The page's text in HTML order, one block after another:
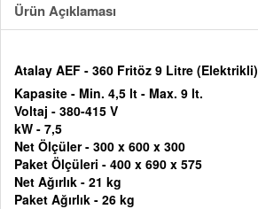
Ürün Açıklaması
Atalay AEF - 360 Fritöz 9 Litre (Elektrikli)
Kapasite - Min. 4,5 lt - Max. 9 lt.
Voltaj - 380-415 V
kW - 7,5
Net Ölçüler - 300 x 600 x 300
Paket Ölçüleri - 400 x 690 x 575
Net Ağırlık - 21 kg
Paket Ağırlık - 26 kg